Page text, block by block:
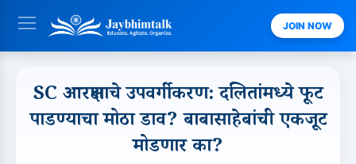
SC आरक्षणाचे उपवर्गीकरण: दलितांमध्ये फूट
पाडण्याचा मोठा डाव? बाबासाहेबांची एकजूट
मोडणार का?
JOIN NOW